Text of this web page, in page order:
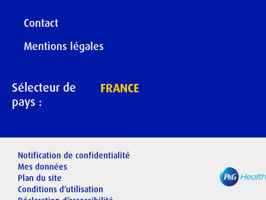
Contact
Mentions légales
Sélecteur de
pays :
FRANCE
Notification de confidentialité
Mes données
Plan du site
Conditions d’utilisation